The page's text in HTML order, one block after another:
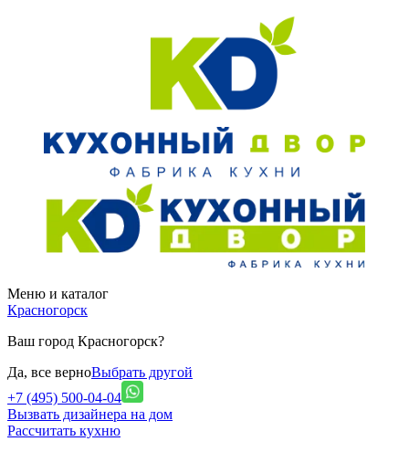
Меню и каталог
Красногорск
Ваш город Красногорск?
Да, все верноВыбрать другой
+7 (495) 500-04-04
Вызвать дизайнера на дом
Рассчитать кухню